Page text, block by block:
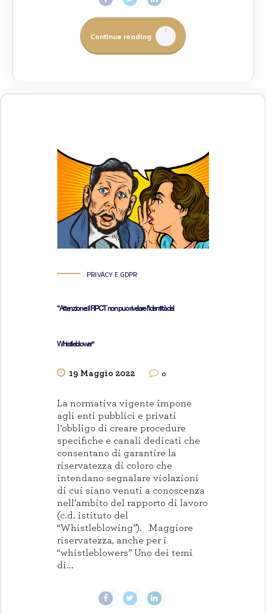
Continue reading
PRIVACY E GDPR
“Attenzione: il RPCT non può rivelare l’identità del
Whistleblower”
19 Maggio 2022 0
La normativa vigente impone
agli enti pubblici e privati
l’obbligo di creare procedure
specifiche e canali dedicati che
consentano di garantire la
riservatezza di coloro che
intendano segnalare violazioni
di cui siano venuti a conoscenza
nell’ambito del rapporto di lavoro
(c.d. istituto del
“Whistleblowing”). Maggiore
riservatezza, anche per i
“whistleblowers” Uno dei temi
di...